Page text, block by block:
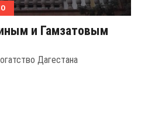
и Гамзатовым
Дагестана